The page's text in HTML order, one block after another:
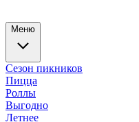
Меню
Сезон пикников
Пицца
Роллы
Выгодно
Летнее